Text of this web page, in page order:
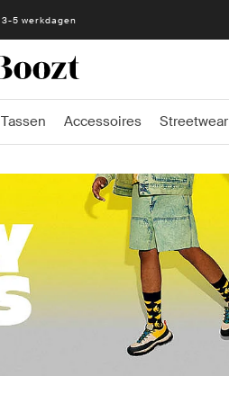
3-5 werkdagen
Tassen Accessoires Streetwear